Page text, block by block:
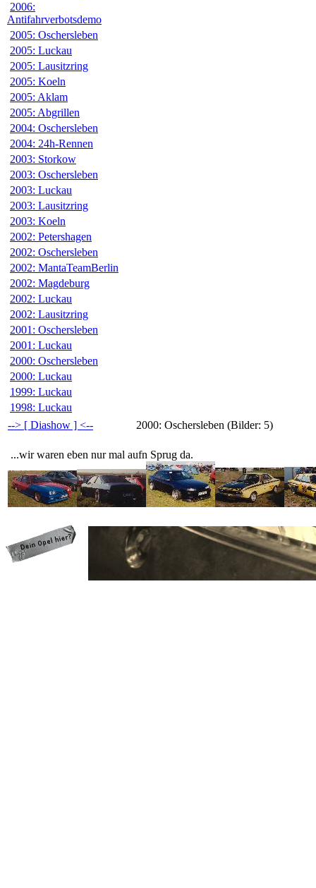
2006:
Antifahrverbotsdemo
2005: Oschersleben
2005: Luckau
2005: Lausitzring
2005: Koeln
2005: Aklam
2005: Abgrillen
2004: Oschersleben
2004: 24h-Rennen
2003: Storkow
2003: Oschersleben
2003: Luckau
2003: Lausitzring
2003: Koeln
2002: Petershagen
2002: Oschersleben
2002: MantaTeamBerlin
2002: Magdeburg
2002: Luckau
2002: Lausitzring
2001: Oschersleben
2001: Luckau
2000: Oschersleben
2000: Luckau
1999: Luckau
1998: Luckau
2000: Oschersleben (Bilder: 5)
--> [ Diashow ] <--
...wir waren eben nur mal aufn Sprug da.